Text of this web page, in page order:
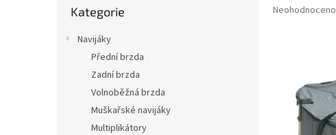
kategorie
Kategorie
Navijáky
Přední brzda
Zadní brzda
Volnoběžná brzda
Muškařské navijáky
Multiplikátory
Průměrné
hvězdiček.
Neohodnoceno